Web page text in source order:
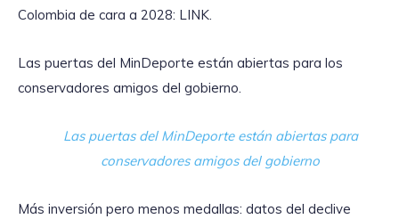
Colombia de cara a 2028: LINK.
Las puertas del MinDeporte están abiertas para los
conservadores amigos del gobierno.
Las puertas del MinDeporte están abiertas para
conservadores amigos del gobierno
Más inversión pero menos medallas: datos del declive